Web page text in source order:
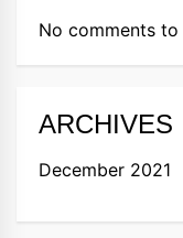
No comments to
ARCHIVES
December 2021